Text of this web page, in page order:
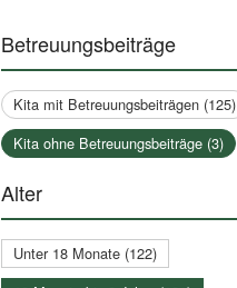
Betreuungsbeiträge
Kita mit Betreuungsbeiträgen (125)
Kita ohne Betreuungsbeiträge (3)
Alter
Unter 18 Monate (122)